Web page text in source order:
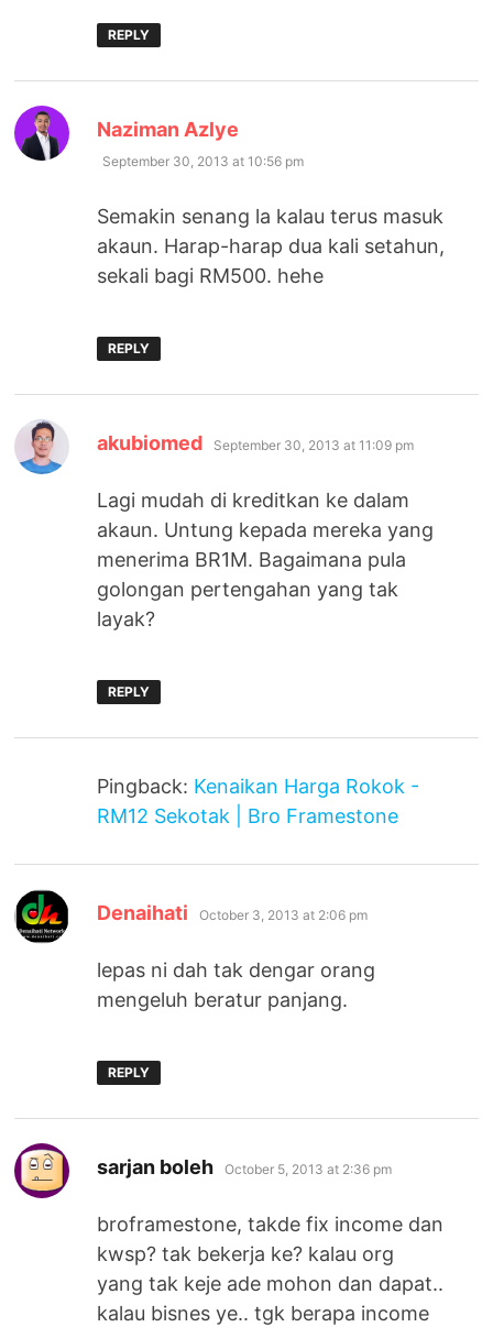
REPLY
Naziman Azlye
September 30, 2013 at 10:56 pm
Semakin senang la kalau terus masuk
akaun. Harap-harap dua kali setahun,
sekali bagi RM500. hehe
REPLY
akubiomed says:
September 30, 2013 at 11:09 pm
Lagi mudah di kreditkan ke dalam
akaun. Untung kepada mereka yang
menerima BR1M. Bagaimana pula
golongan pertengahan yang tak
layak?
REPLY
Pingback: Kenaikan Harga Rokok -
RM12 Sekotak | Bro Framestone
Denaihati says:
October 3, 2013 at 2:06 pm
lepas ni dah tak dengar orang
mengeluh beratur panjang.
REPLY
sarjan boleh says:
October 5, 2013 at 2:36 pm
broframestone, takde fix income dan
kwsp? tak bekerja ke? kalau org
yang tak keje ade mohon dan dapat..
kalau bisnes ye.. tgk berapa income